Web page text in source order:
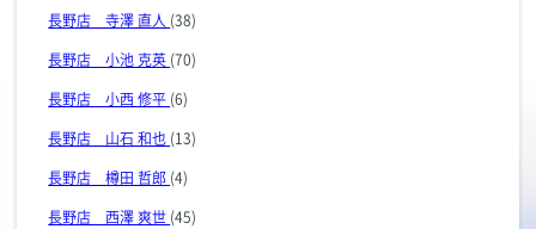
長野店 寺澤 直人 (38)
長野店 小池 克英 (70)
長野店 小西 修平 (6)
長野店 山石 和也 (13)
長野店 樽田 哲郎 (4)
長野店 西澤 爽世 (45)